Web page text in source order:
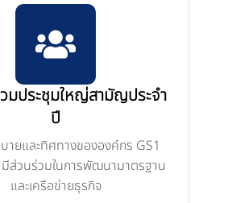
มประชุมใหญ่สามัญประจำ
ปี
ายและทิศทางขององค์กร GS1
ส่วนร่วมในการพัฒนามาตรฐาน
และเครือข่ายธุรกิจ